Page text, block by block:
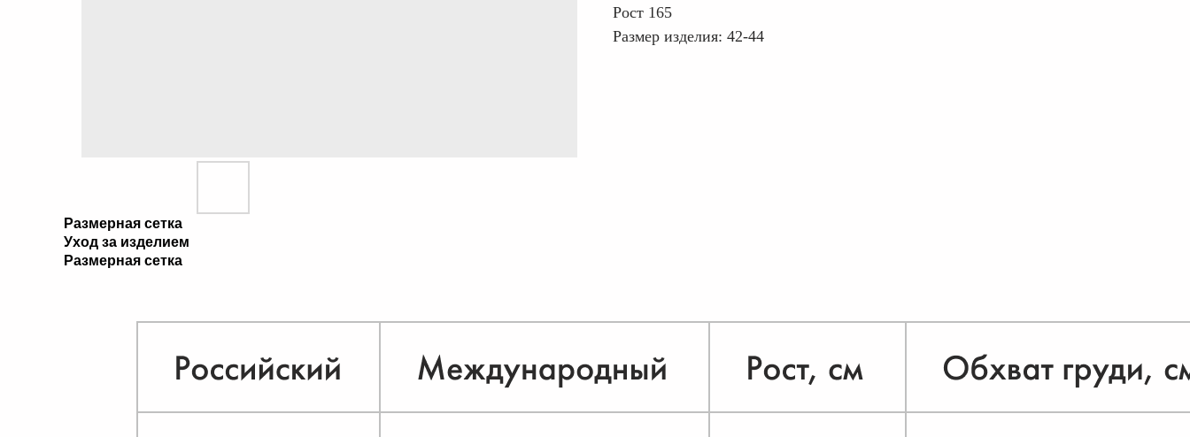
Рост 165
Размер изделия: 42-44
Размерная сетка
Уход за изделием
Размерная сетка